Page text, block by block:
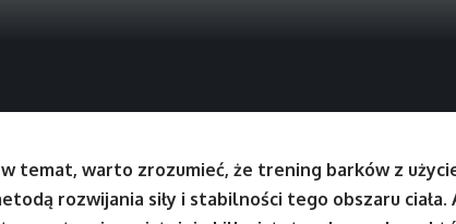
w temat, warto zrozumieć, że trening barków z
rozwijania siły i stabilności tego obszaru ciała.